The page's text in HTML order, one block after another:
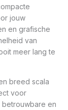
jouw
en grafische
van
meer lang te
breed scala
voor
en